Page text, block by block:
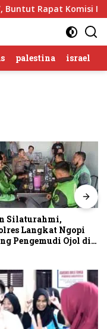
Rapat Komisi II
palestina israel
Ngopi
Ojol di
Ricky